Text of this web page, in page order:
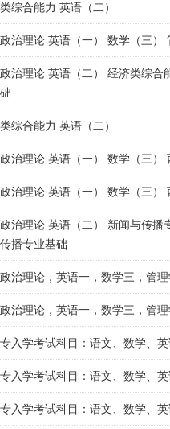
综合能力 英语（二）
治理论 英语（一） 数学（三）
治理论 英语（二） 经济类综合
综合能力 英语（二）
治理论 英语（一） 数学（三）
治理论 英语（一） 数学（三）
治理论 英语（二） 新闻与传播
播专业基础
治理论，英语一，数学三，管
治理论，英语一，数学三，管
入学考试科目：语文、数学、
入学考试科目：语文、数学、
入学考试科目：语文、数学、